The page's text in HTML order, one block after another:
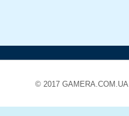
© 2017 GAMERA.COM.UA